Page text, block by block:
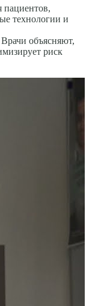
пациентов,
технологии и
объясняют,
риск